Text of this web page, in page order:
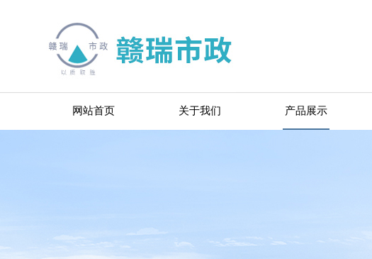
网站首页 关于我们 产品展示